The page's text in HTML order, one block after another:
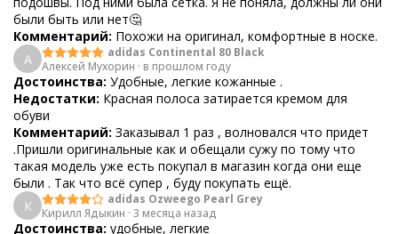
были быть или нет🤔
Комментарий: Похожи на оригинал, комфортные в носке.
А
adidas Continental 80 Black
Алексей Мухорин · в прошлом году
Достоинства: Удобные, легкие кожанные .
Недостатки: Красная полоса затирается кремом для
обуви
Комментарий: Заказывал 1 раз , волновался что придет
.Пришли оригинальные как и обещали сужу по тому что
такая модель уже есть покупал в магазин когда они еще
были . Так что всё супер , буду покупать ещё.
К
adidas Ozweego Pearl Grey
Кирилл Ядыкин · 3 месяца назад
Достоинства: удобные, легкие